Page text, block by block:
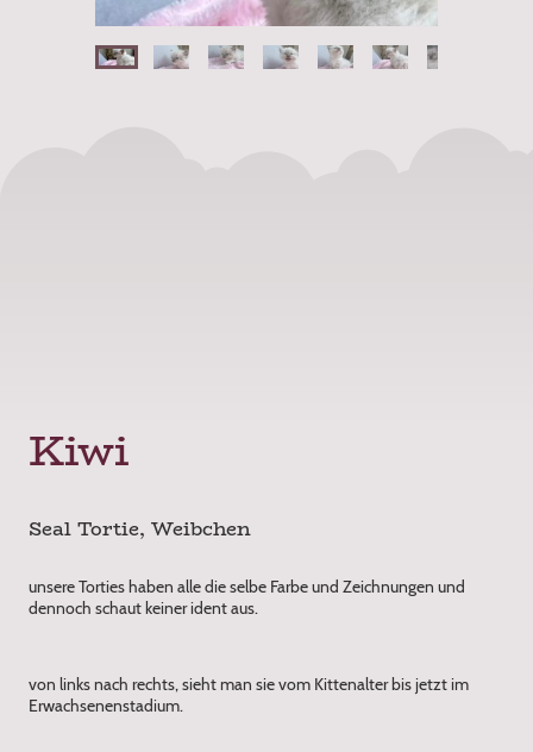
Kiwi
Seal Tortie, Weibchen
unsere Torties haben alle die selbe Farbe und Zeichnungen und
dennoch schaut keiner ident aus.
von links nach rechts, sieht man sie vom Kittenalter bis jetzt im
Erwachsenenstadium.